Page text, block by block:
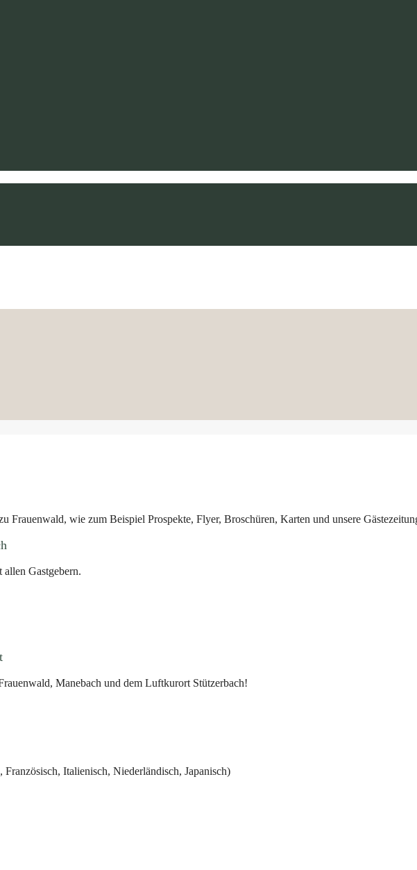
Frauenwald, wie zum Beispiel Prospekte, Flyer, Broschüren, Karten und unsere
Gastgebern.
Manebach und dem Luftkurort Stützerbach!
Italienisch, Niederländisch, Japanisch)